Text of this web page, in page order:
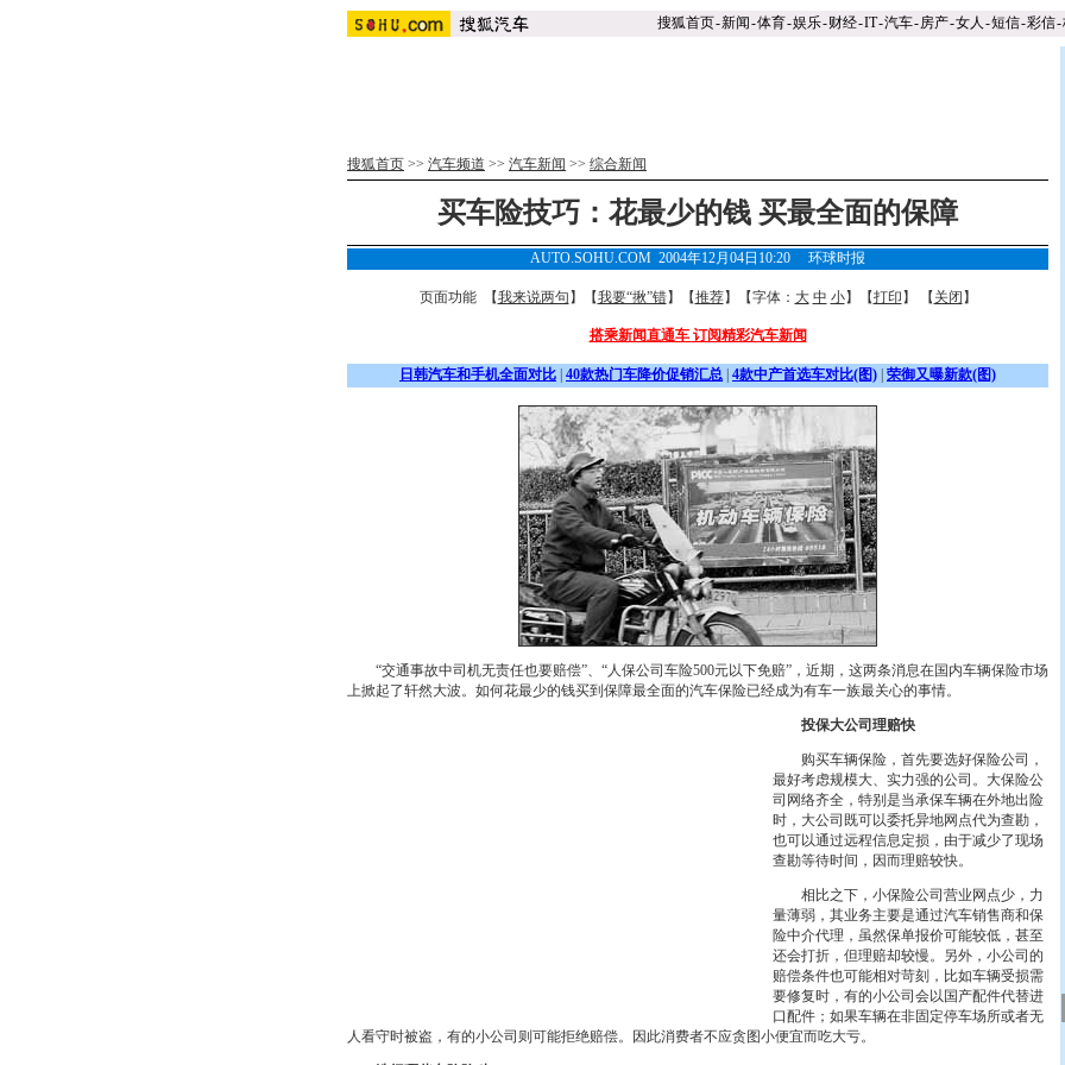
搜狐首页-新闻-体育-娱乐-财经-IT-汽车-房产-女人 -短信-彩信-
搜狐首页 >> 汽车频道 >> 汽车新闻 >> 综合新闻
买车险技巧：花最少的钱 买最全面的保障
AUTO.SOHU.COM 2004年12月04日10:20 环球时报
页面功能 【我来说两句 】【我要“揪”错】【推荐】【字体： 大 中 小】【打印 】 【 关闭 】
搭乘新闻直通车 订阅精彩汽车新闻
日韩汽车和手机全面对比 40款热门车降价促销汇总 4款中产首选车对比(图) 荣御又曝新款(图)
“交通事故中司机无责任也要赔偿”、“人保公司车险500元以下免赔”，近期，这两条消息在国内车辆保险市场
上掀起了轩然大波。如何花最少的钱买到保障最全面的汽车保险已经成为有车一族最关心的事情。
投保大公司理赔快
购买车辆保险，首先要选好保险公司，
最好考虑规模大、实力强的公司。大保险公
司网络齐全，特别是当承保车辆在外地出险
时，大公司既可以委托异地网点代为查勘，
也可以通过远程信息定损，由于减少了现场
查勘等待时间，因而理赔较快。
相比之下，小保险公司营业网点少，力
量薄弱，其业务主要是通过汽车销售商和保
险中介代理，虽然保单报价可能较低，甚至
还会打折，但理赔却较慢。另外，小公司的
赔偿条件也可能相对苛刻，比如车辆受损需
要修复时，有的小公司会以国产配件代替进
口配件；如果车辆在非固定停车场所或者无
人看守时被盗，有的小公司则可能拒绝赔偿。因此消费者不应贪图小便宜而吃大亏。